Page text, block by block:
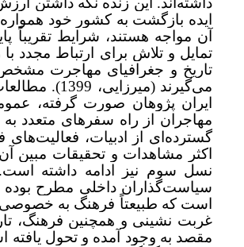
ایده بازگشت به کشور خود
آن مواجه هستند، شرایط تقریباً
تمایل و تلاش برای ارتباط مجدد
تاریخ و جغرافیای مهاجرت
می‌گیرند
ایران پژوهان صورت گرفته،
مهاجران از راه سفرهای متعدد
گسترده‌ای از ادبیات،
اکثر مشاهدات و تحقیقات مبین
نسل سوم نیز ادامه داشته
سیاست‌گذاران داخلی مطرح بوده
است که طبیعتاً فرهنگ به خصوصی
غربت نشینی و همچنین فرهنگ،